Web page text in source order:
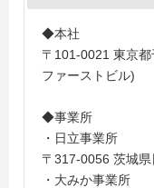
◆本社
〒101-0021 東京
ファーストビル)
◆事業所
・日立事業所
〒317-0056 茨城
・大みか事業所